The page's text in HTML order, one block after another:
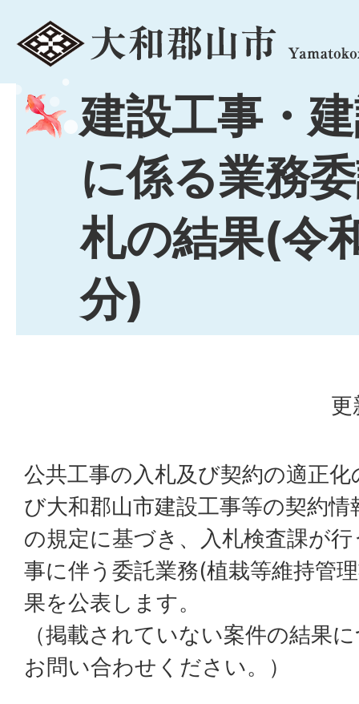
menu
建設工事・
に係る業務
札の結果(令
分)
更
公共工事の入札及び契約の適正
び大和郡山市建設工事等の契約
の規定に基づき、入札検査課が
事に伴う委託業務(植栽等維持管
果を公表します。
（掲載されていない案件の結果
お問い合わせください。）